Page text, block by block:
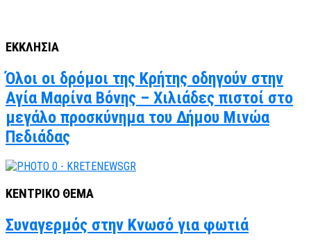
ΕΚΚΛΗΣΙΑ
Όλοι οι δρόμοι της Κρήτης οδηγούν στην
Αγία Μαρίνα Βόνης – Χιλιάδες πιστοί στο
μεγάλο προσκύνημα του Δήμου Μινώα
Πεδιάδας
ΚΕΝΤΡΙΚΟ ΘΕΜΑ
Συναγερμός στην Κνωσό για φωτιά